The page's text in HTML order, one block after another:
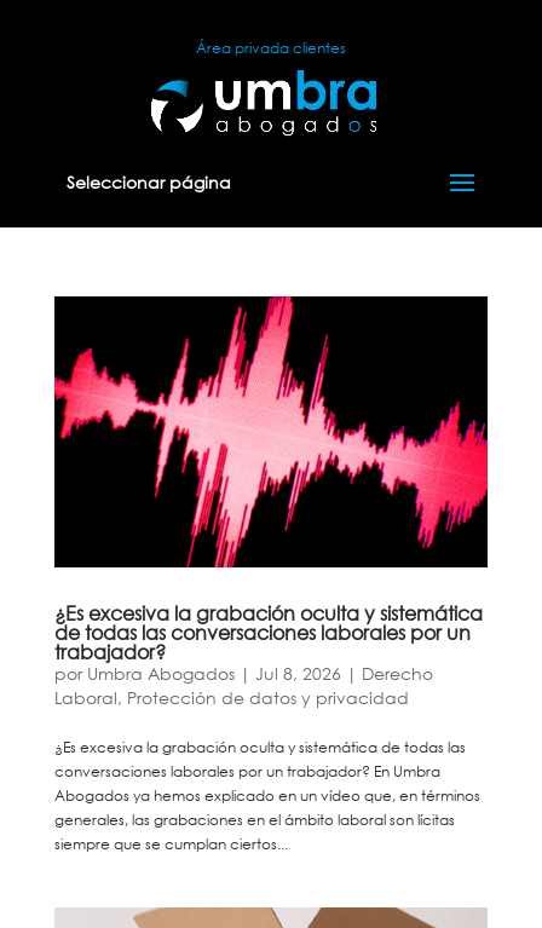
Área privada clientes
Seleccionar página
¿Es excesiva la grabación oculta y sistemática
de todas las conversaciones laborales por un
trabajador?
por Umbra Abogados| Jul 8, 2026 | Derecho
Laboral, Protección de datos y privacidad
¿Es excesiva la grabación oculta y sistemática de todas las
conversaciones laborales por un trabajador? En Umbra
Abogados ya hemos explicado en un vídeo que, en términos
generales, las grabaciones en el ámbito laboral son lícitas
siempre que se cumplan ciertos...